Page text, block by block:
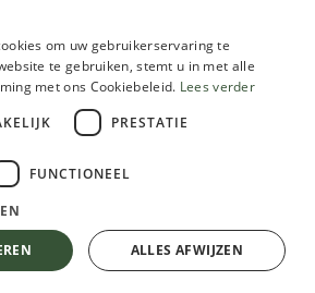
naturel
om uw gebruikerservaring te
te gebruiken, stemt u in met alle
met ons Cookiebeleid. Lees verder
PRESTATIE
FUNCTIONEEL
ALLES AFWIJZEN